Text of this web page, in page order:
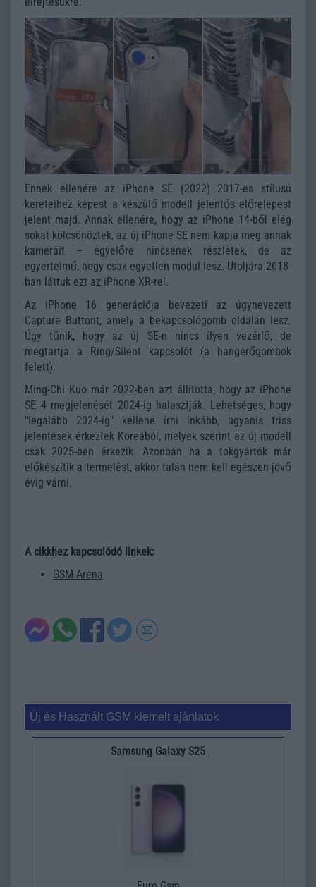
Ennek ellenére az iPhone SE (2022) 2017-es stílusú
kereteihez képest a készülő modell jelentős előrelépést
jelent majd. Annak ellenére, hogy az iPhone 14-ből elég
sokat kölcsönöztek, az új iPhone SE nem kapja meg annak
kameráit – egyelőre nincsenek részletek, de az
egyértelmű, hogy csak egyetlen modul lesz. Utoljára 2018-
ban láttuk ezt az iPhone XR-rel.
Az iPhone 16 generációja bevezeti az úgynevezett
Capture Buttont, amely a bekapcsológomb oldalán lesz.
Úgy tűnik, hogy az új SE-n nincs ilyen vezérlő, de
megtartja a Ring/Silent kapcsolót (a hangerőgombok
felett).
Ming-Chi Kuo már 2022-ben azt állította, hogy az iPhone
SE 4 megjelenését 2024-ig halasztják. Lehetséges, hogy
"legalább 2024-ig" kellene írni inkább, ugyanis friss
jelentések érkeztek Koreából, melyek szerint az új modell
csak 2025-ben érkezik. Azonban ha a tokgyártók már
előkészítik a termelést, akkor talán nem kell egészen jövő
évig várni.
A cikkhez kapcsolódó linkek:
GSM Arena
Új és Használt GSM kiemelt ajánlatok
Samsung Galaxy S25